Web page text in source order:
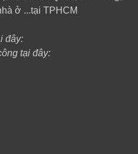
ở ...tại TPHCM
đây:
tại đây: